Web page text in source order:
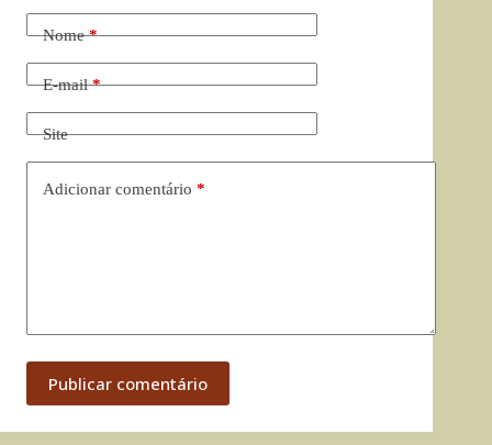
Nome*
E-mail*
Site
Adicionar comentário *
Publicar comentário